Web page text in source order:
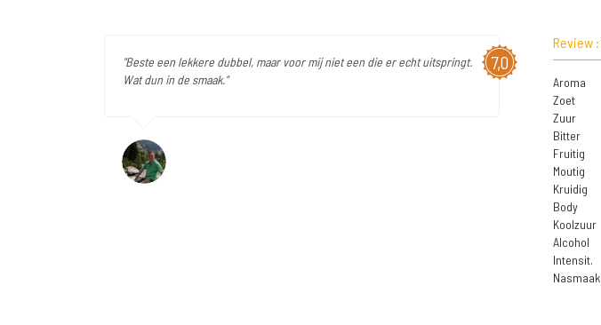
7,0
"Beste een lekkere dubbel, maar voor mij niet een die er echt uitspringt.
Wat dun in de smaak."
Review :
Aroma
Zoet
Zuur
Bitter
Fruitig
Moutig
Kruidig
Body
Koolzuur
Alcohol
Intensit.
Nasmaak